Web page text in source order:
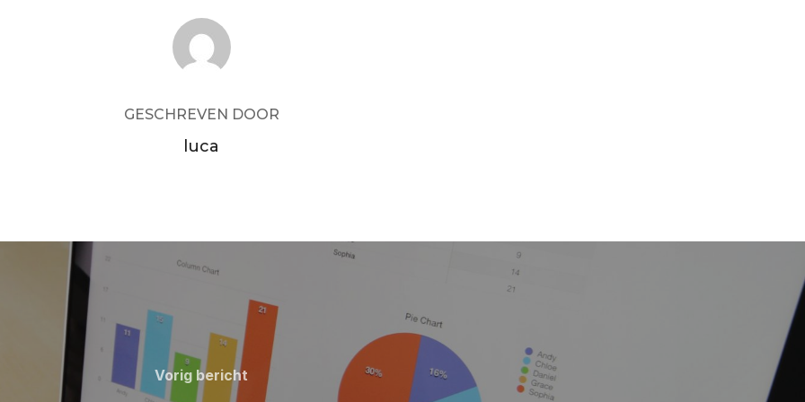
BERICHTAUTEUR
GESCHREVEN DOOR
luca
Vorig
Vorig bericht